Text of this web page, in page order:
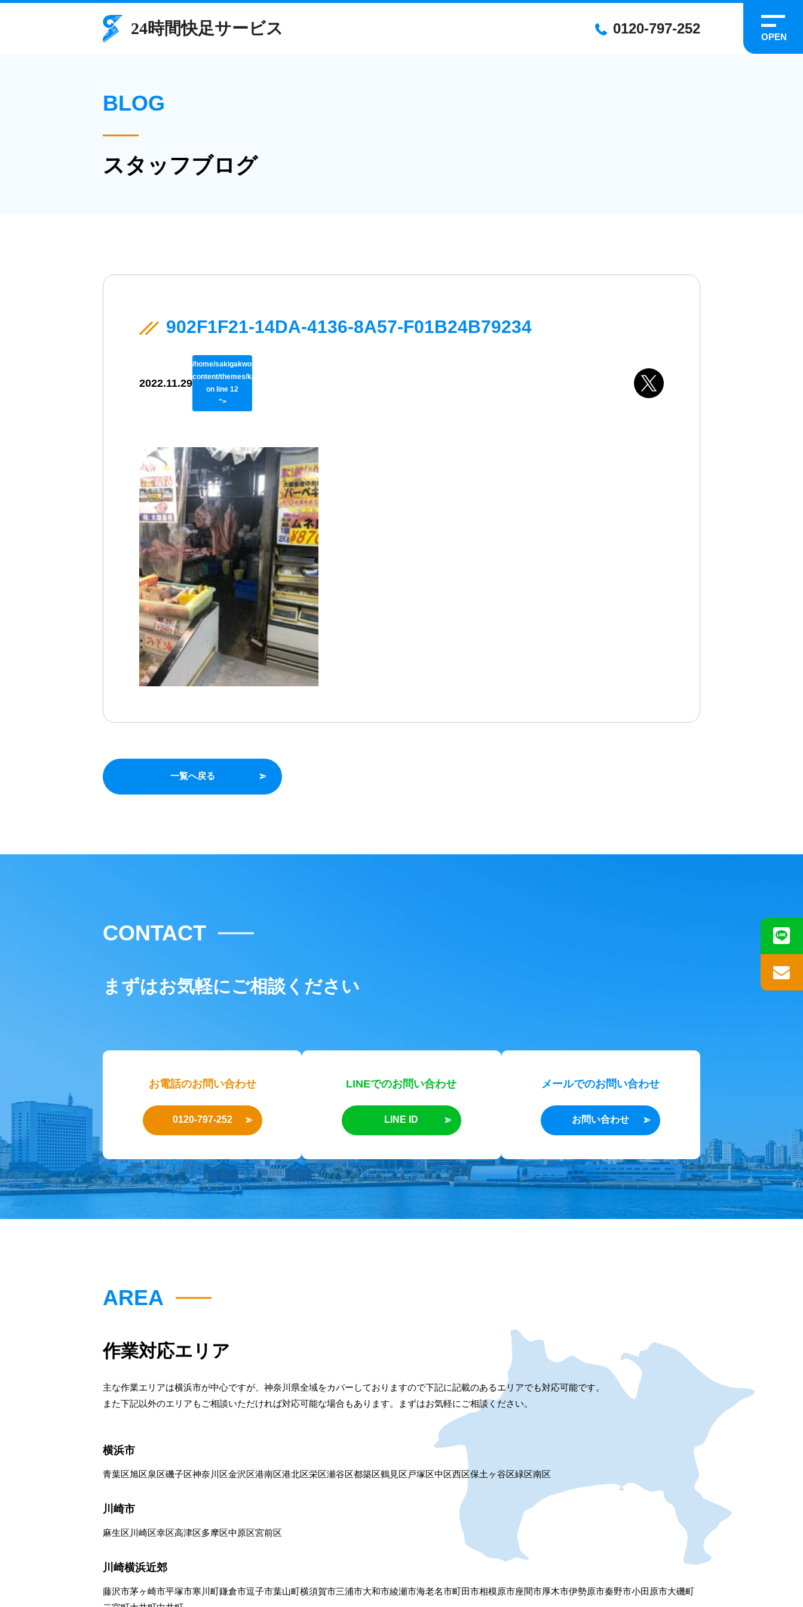
0120-797-252
BLOG
スタッフブログ
902F1F21-14DA-4136-8A57-F01B24B79234
2022.11.29
/home/sakigakworks/benriya24h.com/public_html/wp/wp-
content/themes/kaisokuthemeV02/single.php
on line 12
">
一覧へ戻る
CONTACT
まずはお気軽にご相談ください
お電話のお問い合わせ
0120-797-252
LINEでのお問い合わせ
LINE ID
メールでのお問い合わせ
お問い合わせ
AREA
作業対応エリア
主な作業エリアは横浜市が中心ですが、神奈川県全域をカバーしておりますので下記に記載のあるエリアでも対応可能です。
また下記以外のエリアもご相談いただければ対応可能な場合もあります。まずはお気軽にご相談ください。
横浜市
青葉区旭区泉区磯子区神奈川区金沢区港南区港北区栄区瀬谷区都築区鶴見区 戸塚区中区西区保土ヶ谷区緑区南区
川崎市
麻生区 川崎区幸区高津区多摩区中原区宮前区
川崎横浜近郊
藤沢市茅ヶ崎市平塚市寒川町鎌倉市逗子市葉山町横須賀市三浦市大和市綾瀬市海老名市町田市相模原市座間市厚木市伊勢原市秦野市小田原市大磯町